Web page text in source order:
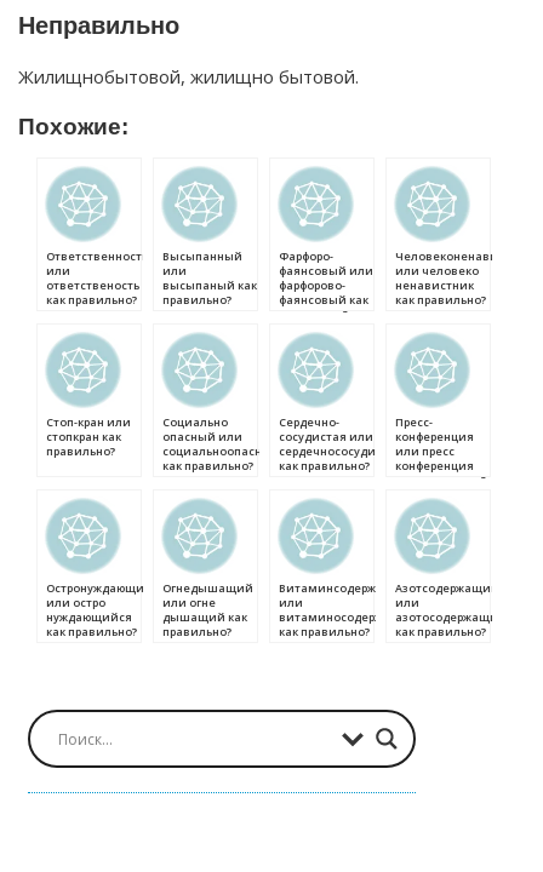
Неправильно
Жилищнобытовой, жилищно бытовой.
Похожие:
Ответственность
или
ответственость
как правильно?
Высыпанный
или
высыпаный как
правильно?
Фарфоро-
фаянсовый или
фарфорово-
фаянсовый как
правильно?
Человеконенавистник
или человеко
ненавистник
как правильно?
Стоп-кран или
стопкран как
правильно?
Социально
опасный или
социальноопасный
как правильно?
Сердечно-
сосудистая или
сердечнососудистая
как правильно?
Пресс-
конференция
или пресс
конференция
как правильно?
Остронуждающийся
или остро
нуждающийся
как правильно?
Огнедышащий
или огне
дышащий как
правильно?
Витаминсодержащий
или
витаминосодержащий
как правильно?
Азотсодержащий
или
азотосодержащий
как правильно?